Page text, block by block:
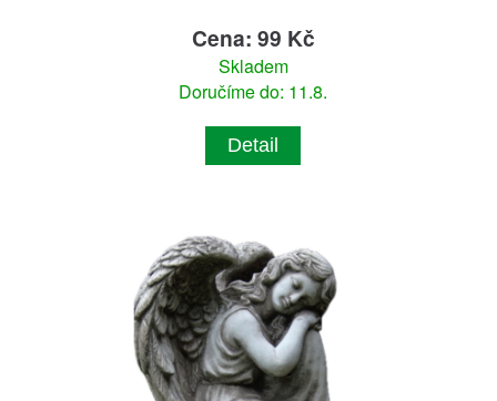
Cena: 99 Kč
Skladem
Doručíme do: 11.8.
Detail